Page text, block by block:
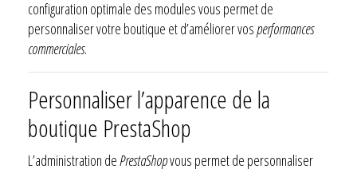
configuration optimale des modules vous permet de
personnaliser votre boutique et d’améliorer vosperformances
commerciales.
Personnaliser l’apparence de la
boutique PrestaShop
L’administration dePrestaShopvous permet de personnaliser